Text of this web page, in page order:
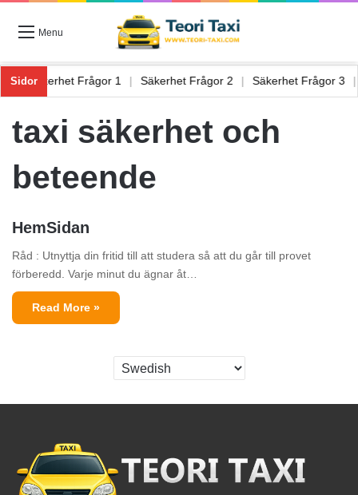
Menu
Sidor
6 | Säkerhet Frågor 1 Säkerhet Frågor 2 Säkerhet Frågor 3
taxi säkerhet och
beteende
HemSidan
Råd : Utnyttja din fritid till att studera så att du går till provet
förberedd. Varje minut du ägnar åt…
Read More »